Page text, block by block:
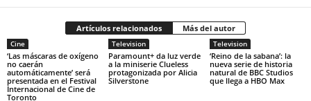
Artículos relacionados Más del autor
Cine
‘Las máscaras de oxígeno
no caerán
automáticamente’ será
presentada en el Festival
Internacional de Cine de
Toronto
Television
Paramount+ da luz verde
a la miniserie Clueless
protagonizada por Alicia
Silverstone
Television
‘Reino de la sabana’: la
nueva serie de historia
natural de BBC Studios
que llega a HBO Max